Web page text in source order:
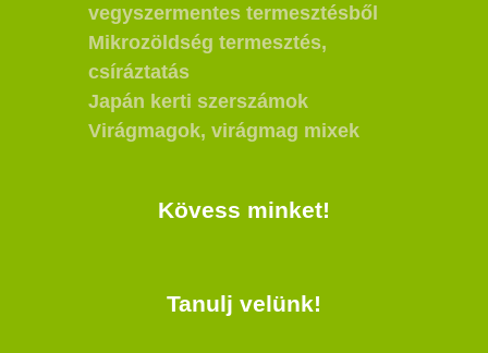
vegyszermentes termesztésből
Mikrozöldség termesztés,
csíráztatás
Japán kerti szerszámok
Virágmagok, virágmag mixek
Kövess minket!
Tanulj velünk!